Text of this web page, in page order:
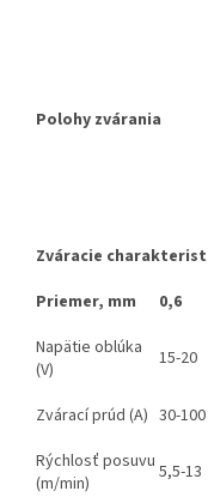
Polohy zvárania
Zváracie
Priemer, mm
0,6
Napätie oblúka
(V)
15-20
Zvárací prúd (A) 30-100
Rýchlosť posuvu
(m/min)
5,5-13